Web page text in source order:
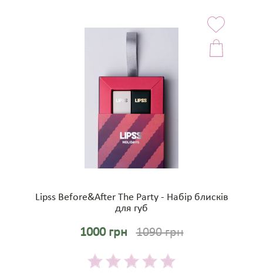
Lipss Before&After The Party - Набір блисків
для губ
1000 грн 1090 грн